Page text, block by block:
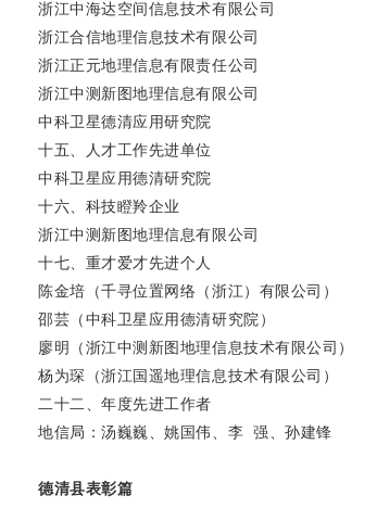
浙江中海达空间信息技术有限公司
浙江合信地理信息技术有限公司
浙江正元地理信息有限责任公司
浙江中测新图地理信息有限公司
中科卫星德清应用研究院
十五、人才工作先进单位
中科卫星应用德清研究院
十六、科技瞪羚企业
浙江中测新图地理信息有限公司
十七、重才爱才先进个人
陈金培（千寻位置网络（浙江）有限公司）
邵芸（中科卫星应用德清研究院）
廖明（浙江中测新图地理信息技术有限公司）
杨为琛（浙江国遥地理信息技术有限公司）
二十二、年度先进工作者
地信局：汤巍巍、姚国伟、李 强、孙建锋
德清县表彰篇